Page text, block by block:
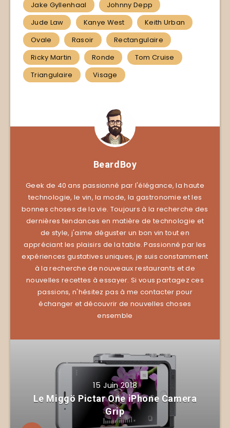
Jake Gyllenhaal
Johnny Depp
Jude Law
Kanye West
Keith Urban
Ovale
Rasoir
Rectangulaire
Ricky Martin
Ronde
Tom Cruise
Triangulaire
Visage
BeardBoy
Geek de 40 ans passionné par l'élégance, la haute
technologie, le vin, la mode, la gastronomie et les
bonnes choses de la vie. Toujours à la recherche des
dernières tendances en matière de technologie et
de style, j'aime déguster un bon vin tout en
appréciant les plaisirs de la table. Passionné par les
expériences gustatives uniques, je suis constamment
à la recherche de nouveaux restaurants et de
nouvelles recettes à essayer. Si vous partagez ces
passions, n'hésitez pas à me contacter pour
échanger et découvrir de nouvelles choses
ensemble
15 Juin 2018
Le Miggö Pictar One iPhone Camera
Grip